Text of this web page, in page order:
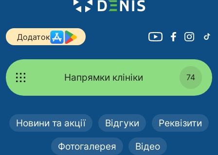
Додаток
Напрямки клініки 74
Новини та акції Відгуки Реквізити
Фотогалерея Відео